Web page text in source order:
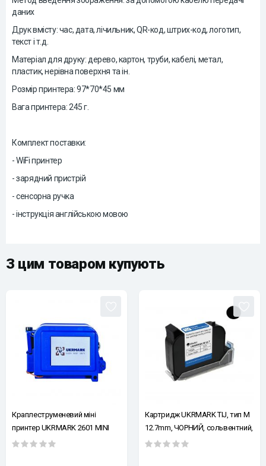
даних
Друк вмісту: час, дата, лічильник, QR-код, штрих-код, логотип,
текст і т.д.
Матеріал для друку: дерево, картон, труби, кабелі, метал,
пластик, нерівна поверхня та ін.
Розмір принтера: 97*70*45 мм
Вага принтера: 245 г.
Комплект поставки:
- WiFi принтер
- зарядний пристрій
- сенсорна ручка
- інструкція англійською мовою
З цим товаром купують
Краплеструменевий міні
принтер UKRMARK 2601 MINI
12,7мм, синій
Картридж UKRMARK TIJ, тип M
12.7mm, ЧОРНИЙ, сольвентний,
швидкосохнучий